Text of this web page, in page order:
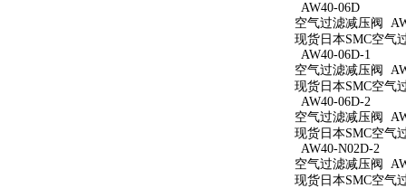
AW40-06D
空气过滤减压阀
现货日本SMC空气
AW40-06D-1
空气过滤减压阀
现货日本SMC空气
AW40-06D-2
空气过滤减压阀
现货日本SMC空气
AW40-N02D-2
空气过滤减压阀
现货日本SMC空气